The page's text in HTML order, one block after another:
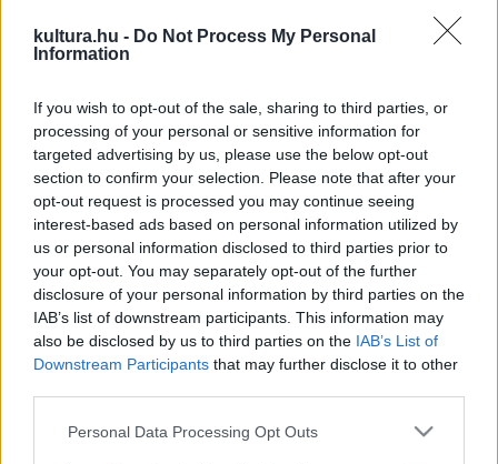
kultura.hu - Do Not Process My Personal
Information
If you wish to opt-out of the sale, sharing to third parties, or
processing of your personal or sensitive information for
targeted advertising by us, please use the below opt-out
section to confirm your selection. Please note that after your
opt-out request is processed you may continue seeing
interest-based ads based on personal information utilized by
us or personal information disclosed to third parties prior to
your opt-out. You may separately opt-out of the further
disclosure of your personal information by third parties on the
IAB’s list of downstream participants. This information may
also be disclosed by us to third parties on the IAB’s List of
Downstream Participants that may further disclose it to other
Please note that this website/app uses one or more Google
Personal Data Processing Opt Outs
feljebbvalója páncélját és azonosságát veszi fel, aztán
nejének (a mindig lebilincselőCate Blanchett ) ágyába.
Eközben a köztudottan csalárd franciák egy áruló
segítségével taszítanák le a trónról az akaratgyenge János
királyt, és hát kire esne a haza megmentése, mint a köznép
ambíciózus fiára? A felállás a szintén Sir Scott rendezte
Mennyei királyság ból lehet ismerős ? és némileg a
Lovagregény
ből is ?, az eddigi legkorosabb Robin
Hoodként feszítő Crowe pedig a Gladiátort hozza még
hanghordozásában is, meglepő módon a francia invázió
lebonyolításában még aRyan közlegény megmentése